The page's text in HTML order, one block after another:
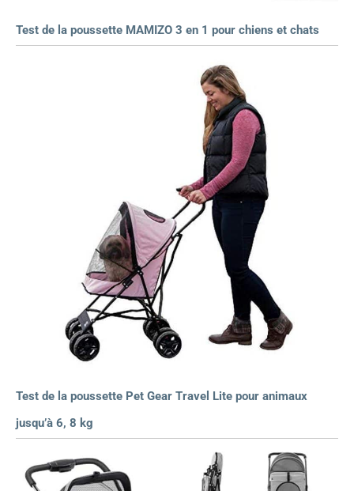
Test de la poussette MAMIZO 3 en 1 pour chiens et chats
Test de la poussette Pet Gear Travel Lite pour animaux
jusqu’à 6, 8 kg